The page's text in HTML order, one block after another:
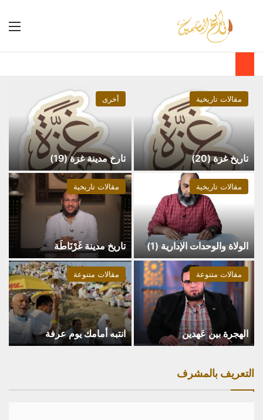
مقالات تاريخية
تاريخ غزة (20)
أخرى
تارخ مدينة غزة (19)
مقالات تاريخية
الولاة والوحدات الإدارية (1)
مقالات تاريخية
تاريخ مدينة غَرْنَاطَة
مقالات متنوعة
الهجرة بين عَهدين
مقالات متنوعة
انتبه أمامك يوم عرفة
التعريف بالمشرف